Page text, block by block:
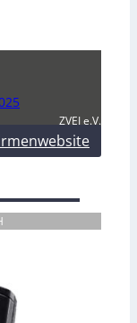
ZVEI e.V.